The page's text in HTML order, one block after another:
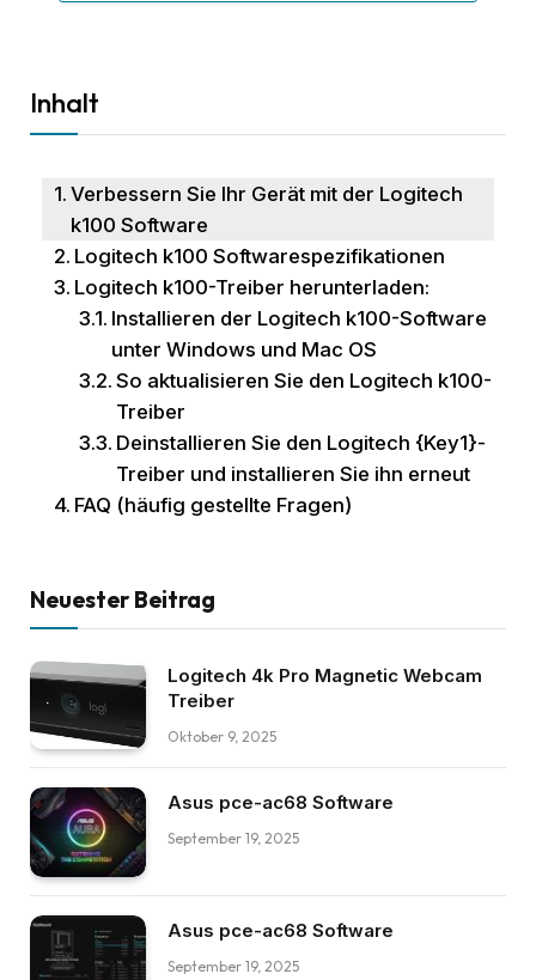
Inhalt
Verbessern Sie Ihr Gerät mit der Logitech
k100 Software
Logitech k100 Softwarespezifikationen
Logitech k100-Treiber herunterladen:
Installieren der Logitech k100-Software
unter Windows und Mac OS
So aktualisieren Sie den Logitech k100-
Treiber
Deinstallieren Sie den Logitech {Key1}-
Treiber und installieren Sie ihn erneut
FAQ (häufig gestellte Fragen)
Neuester Beitrag
Logitech 4k Pro Magnetic Webcam
Treiber
Oktober 9, 2025
Asus pce-ac68 Software
September 19, 2025
Asus pce-ac68 Software
September 19, 2025